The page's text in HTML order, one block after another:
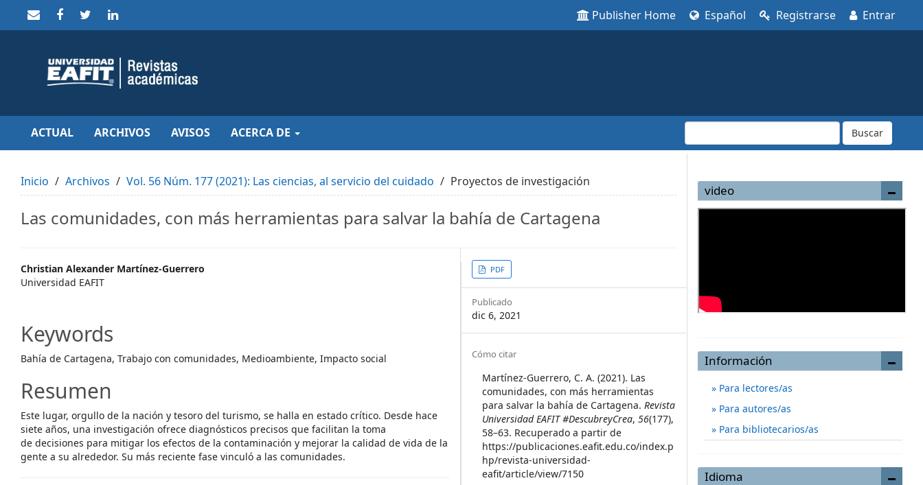
to
Main
Navigation
Content
Sidebar
Publisher Home Español Registrarse Entrar
ACTUAL ARCHIVOS AVISOS ACERCA DE Buscar
Inicio Archivos Vol. 56 Núm. 177 (2021): Las ciencias, al servicio del cuidado Proyectos de investigación
Las comunidades, con más herramientas para salvar la bahía de Cartagena
Main
Article
Christian Alexander Martínez-Guerrero
Universidad EAFIT
Keywords
Bahía de Cartagena, Trabajo con comunidades, Medioambiente, Impacto social
Resumen
Este lugar, orgullo de la nación y tesoro del turismo, se halla en estado crítico. Desde hace
siete años, una investigación ofrece diagnósticos precisos que facilitan la toma
de decisiones para mitigar los efectos de la contaminación y mejorar la calidad de vida de la
gente a su alrededor. Su más reciente fase vinculó a las comunidades.
Article
Sidebar
PDF
Publicado
dic 6, 2021
Article
Details
Cómo citar
Martínez-Guerrero, C. A. (2021). Las
comunidades, con más herramientas
para salvar la bahía de Cartagena.Revista
Universidad EAFIT #DescubreyCrea,56(177),
58–63. Recuperado a partir de
https://publicaciones.eafit.edu.co/index.p
hp/revista-universidad-
eafit/article/view/7150
video
Información
Para lectores/as
Para autores/as
Para bibliotecarios/as
Idioma